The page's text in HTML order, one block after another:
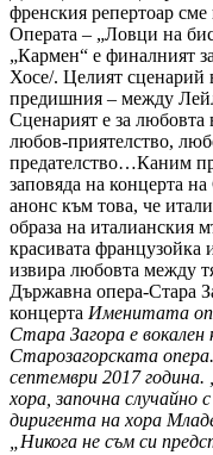
френския репертоар сме
Операта – „Ловци на
„Кармен“ е финалният
Хосе/. Целият сценарий
предишния – между
Сценарият е за
любов-приятелство,
предателство…Каним
заповяда на концерта
анонс към това, че
образа на италианския
красивата
извира любовта между
Държавна опера-Стара
концерта Именитата
Стара Загора е
Старозагорската
септември 2017 година.
хора, започна случайно
диригента на хора
„Никога не съм си